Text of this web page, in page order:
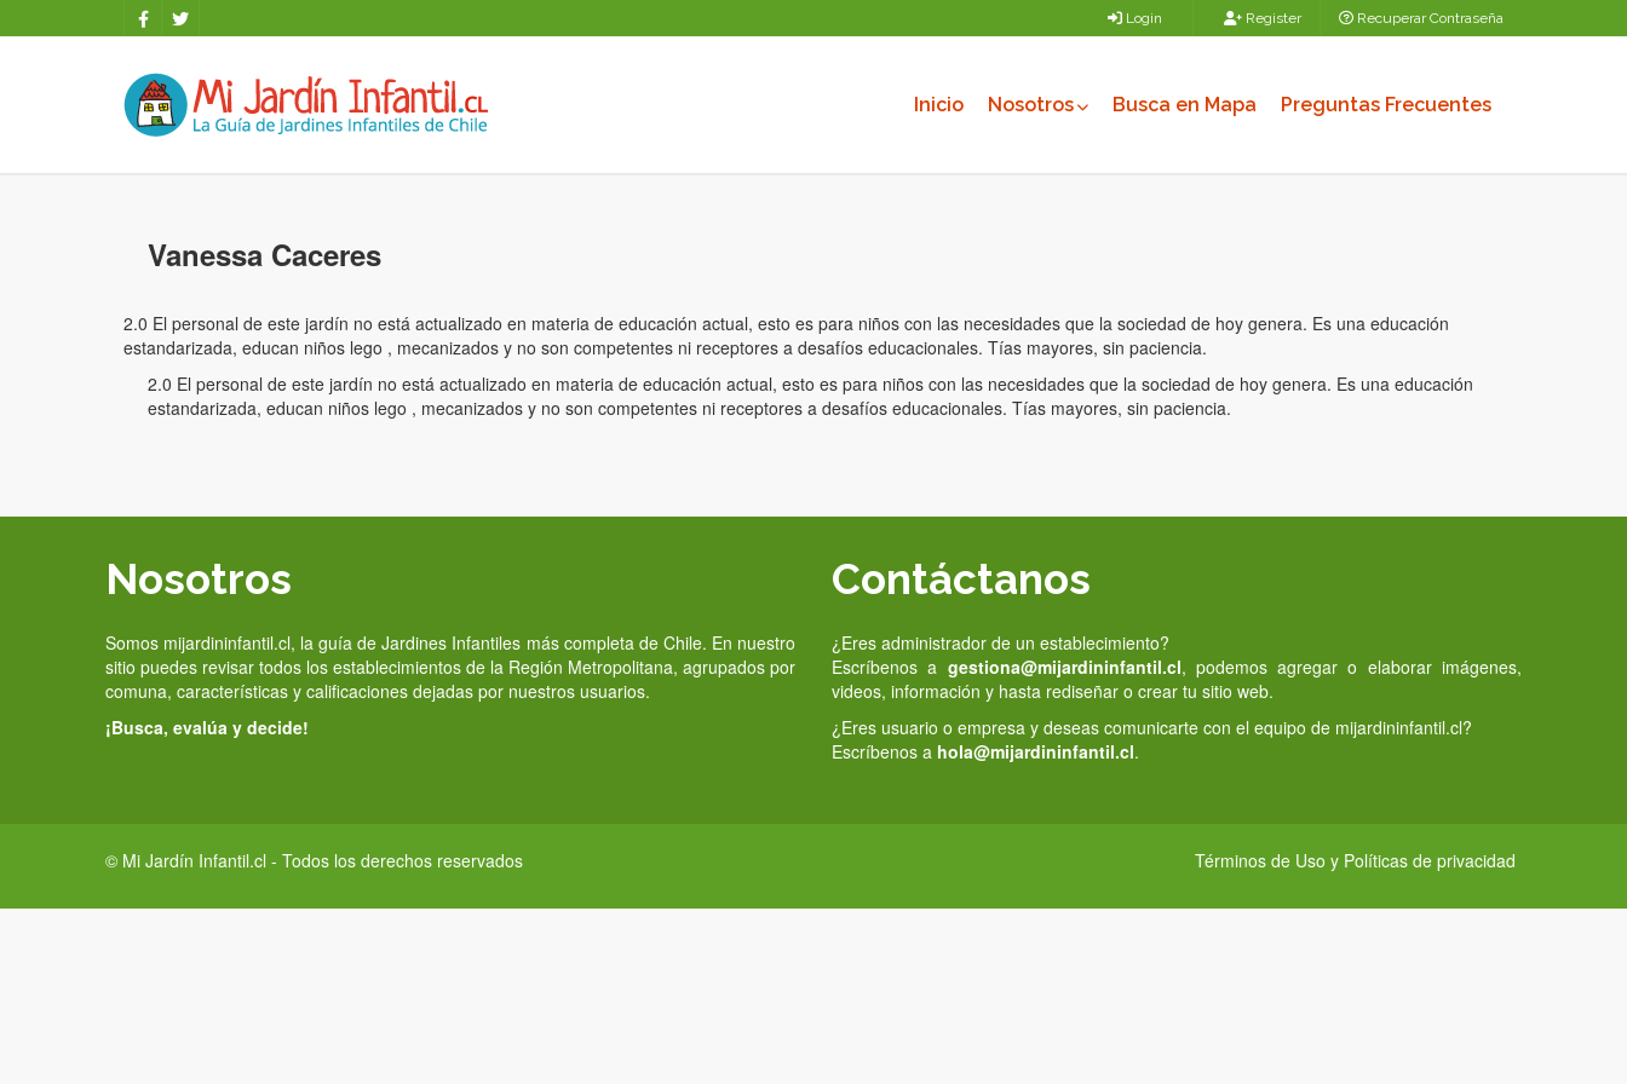
Login Register Recuperar Contraseña
Inicio Nosotros Busca en Mapa Preguntas Frecuentes
Vanessa Caceres
2.0 El personal de este jardín no está actualizado en materia de educación actual, esto es para niños con las necesidades que la sociedad de hoy genera. Es una educación
estandarizada, educan niños lego , mecanizados y no son competentes ni receptores a desafíos educacionales. Tías mayores, sin paciencia.
2.0 El personal de este jardín no está actualizado en materia de educación actual, esto es para niños con las necesidades que la sociedad de hoy genera. Es una educación
estandarizada, educan niños lego , mecanizados y no son competentes ni receptores a desafíos educacionales. Tías mayores, sin paciencia.
Nosotros
Somos mijardininfantil.cl, la guía de Jardines Infantiles más completa de Chile. En nuestro
sitio puedes revisar todos los establecimientos de la Región Metropolitana, agrupados por
comuna, características y calificaciones dejadas por nuestros usuarios.
¡Busca, evalúa y decide!
Contáctanos
¿Eres administrador de un establecimiento?
Escríbenos a gestiona@mijardininfantil.cl, podemos agregar o elaborar imágenes,
videos, información y hasta rediseñar o crear tu sitio web.
¿Eres usuario o empresa y deseas comunicarte con el equipo de mijardininfantil.cl?
Escríbenos a hola@mijardininfantil.cl.
© Mi Jardín Infantil.cl - Todos los derechos reservados Términos de Uso y Políticas de privacidad